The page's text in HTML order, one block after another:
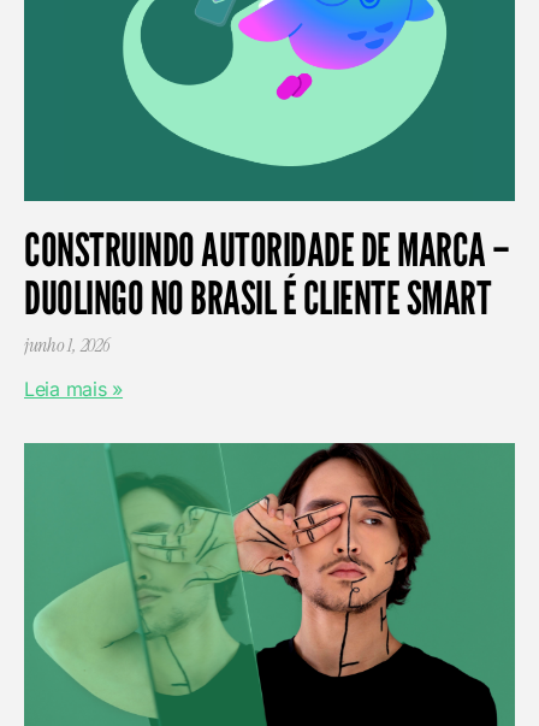
CONSTRUINDO AUTORIDADE DE MARCA –
DUOLINGO NO BRASIL É CLIENTE SMART
junho 1, 2026
Leia mais »